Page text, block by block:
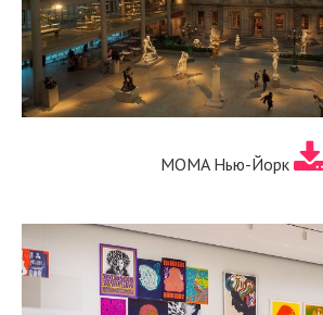
MOMA Нью-Йорк